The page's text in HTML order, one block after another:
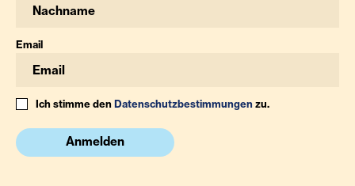
Email
Ich stimme denDatenschutzbestimmungenzu.
Anmelden